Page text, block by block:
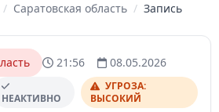
/ Саратовская область / Запись
21:56 08.05.2026
НЕАКТИВНО
УГРОЗА:
ВЫСОКИЙ